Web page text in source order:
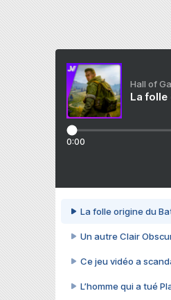
Hall of
La folle
0:00
La folle origine du
Un autre Clair
Ce jeu vidéo a
L’homme qui a tué